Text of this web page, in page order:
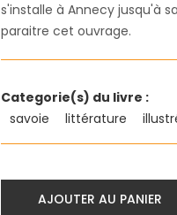
s'installe à Annecy jusqu'à
paraitre cet ouvrage.
Categorie(s) du livre :
savoie
littérature
AJOUTER AU PANIER